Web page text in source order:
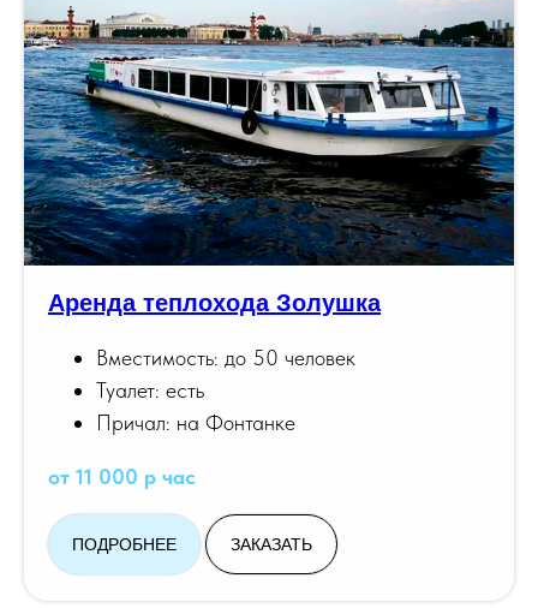
Аренда теплохода Золушка
Вместимость: до 50 человек
Туалет: есть
Причал: на Фонтанке
от 11 000 р час
ПОДРОБНЕЕ ЗАКАЗАТЬ